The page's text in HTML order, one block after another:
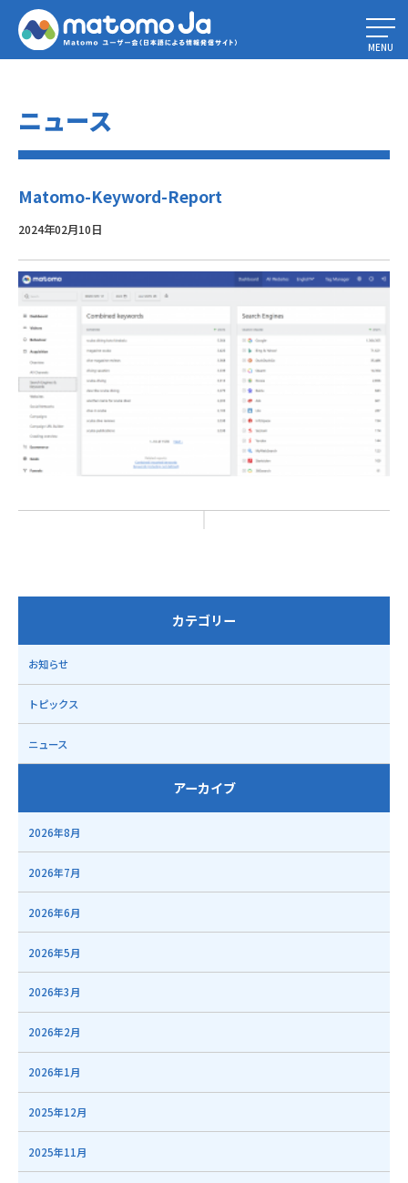
Home» ウェブ解析レポート： 10種類の主要レポートとその使い方
Matomo-Keyword-Report
MENU
ニュース
Matomo-Keyword-Report
2024年02月10日
カテゴリー
お知らせ
トピックス
ニュース
アーカイブ
2026年8月
2026年7月
2026年6月
2026年5月
2026年3月
2026年2月
2026年1月
2025年12月
2025年11月